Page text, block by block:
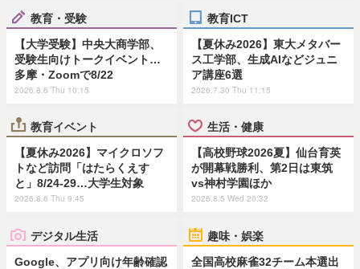
教育・受験
【大学受験】中央大商学部、
受験生向けトークイベント…
多摩・Zoomで8/22
2026.8.6 Thu 10:15
教育ICT
【夏休み2026】東大メタバー
ス工学部、生成AIなどジュニ
ア講座6選
2026.7.30 Thu 11:15
教育イベント
【夏休み2026】マイクロソフ
トなど訪問「はたらくえす
と」8/24-29…大学生対象
2026.8.6 Thu 9:45
生活・健康
【高校野球2026夏】仙台育英
が開幕戦勝利、第2日は東筑
vs神村学園ほか
2026.8.5 Wed 20:32
デジタル生活
Google、アプリ向け年齢確認
趣味・娯楽
全国高校麻雀32チーム本選出